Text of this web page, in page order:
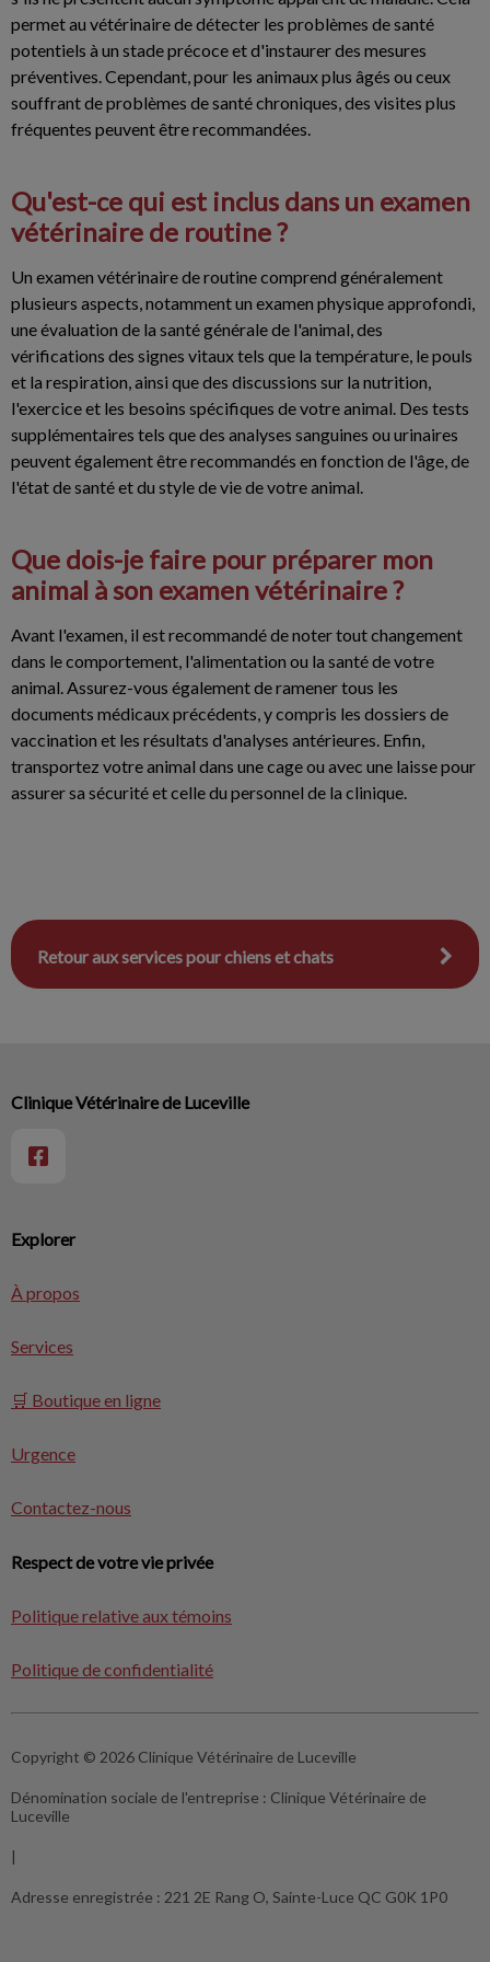
permet au vétérinaire de détecter les problèmes de santé
potentiels à un stade précoce et d'instaurer des mesures
préventives. Cependant, pour les animaux plus âgés ou ceux
souffrant de problèmes de santé chroniques, des visites plus
fréquentes peuvent être recommandées.
Qu'est-ce qui est inclus dans un examen
vétérinaire de routine ?
Un examen vétérinaire de routine comprend généralement
plusieurs aspects, notamment un examen physique approfondi,
une évaluation de la santé générale de l'animal, des
vérifications des signes vitaux tels que la température, le pouls
et la respiration, ainsi que des discussions sur la nutrition,
l'exercice et les besoins spécifiques de votre animal. Des tests
supplémentaires tels que des analyses sanguines ou urinaires
peuvent également être recommandés en fonction de l'âge, de
l'état de santé et du style de vie de votre animal.
Que dois-je faire pour préparer mon
animal à son examen vétérinaire ?
Avant l'examen, il est recommandé de noter tout changement
dans le comportement, l'alimentation ou la santé de votre
animal. Assurez-vous également de ramener tous les
documents médicaux précédents, y compris les dossiers de
vaccination et les résultats d'analyses antérieures. Enfin,
transportez votre animal dans une cage ou avec une laisse pour
assurer sa sécurité et celle du personnel de la clinique.
Retour aux services pour chiens et chats
Explorer
À propos
Services
🛒 Boutique en ligne
Urgence
Contactez-nous
Respect de votre vie privée
Politique relative aux témoins
Politique de confidentialité
Clinique Vétérinaire de Luceville
Copyright © 2026 Clinique Vétérinaire de Luceville
Dénomination sociale de l'entreprise : Clinique Vétérinaire de
Luceville
|
Adresse enregistrée : 221 2E Rang O, Sainte-Luce QC G0K 1P0